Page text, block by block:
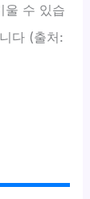
울 수 있습
다 (출처: